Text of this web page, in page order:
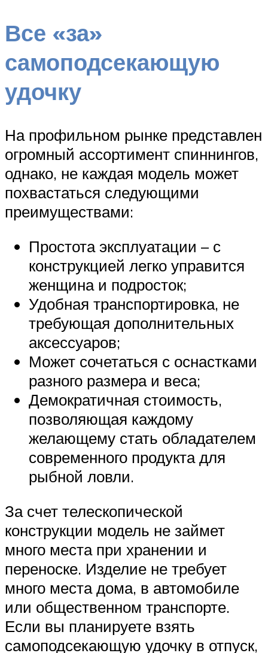
Все «за»
самоподсекающую
удочку
На профильном рынке представлен
огромный ассортимент спиннингов,
однако, не каждая модель может
похвастаться следующими
преимуществами:
Простота эксплуатации – с
конструкцией легко управится
женщина и подросток;
Удобная транспортировка, не
требующая дополнительных
аксессуаров;
Может сочетаться с оснастками
разного размера и веса;
Демократичная стоимость,
позволяющая каждому
желающему стать обладателем
современного продукта для
рыбной ловли.
За счет телескопической
конструкции модель не займет
много места при хранении и
переноске. Изделие не требует
много места дома, в автомобиле
или общественном транспорте.
Если вы планируете взять
самоподсекающую удочку в отпуск,